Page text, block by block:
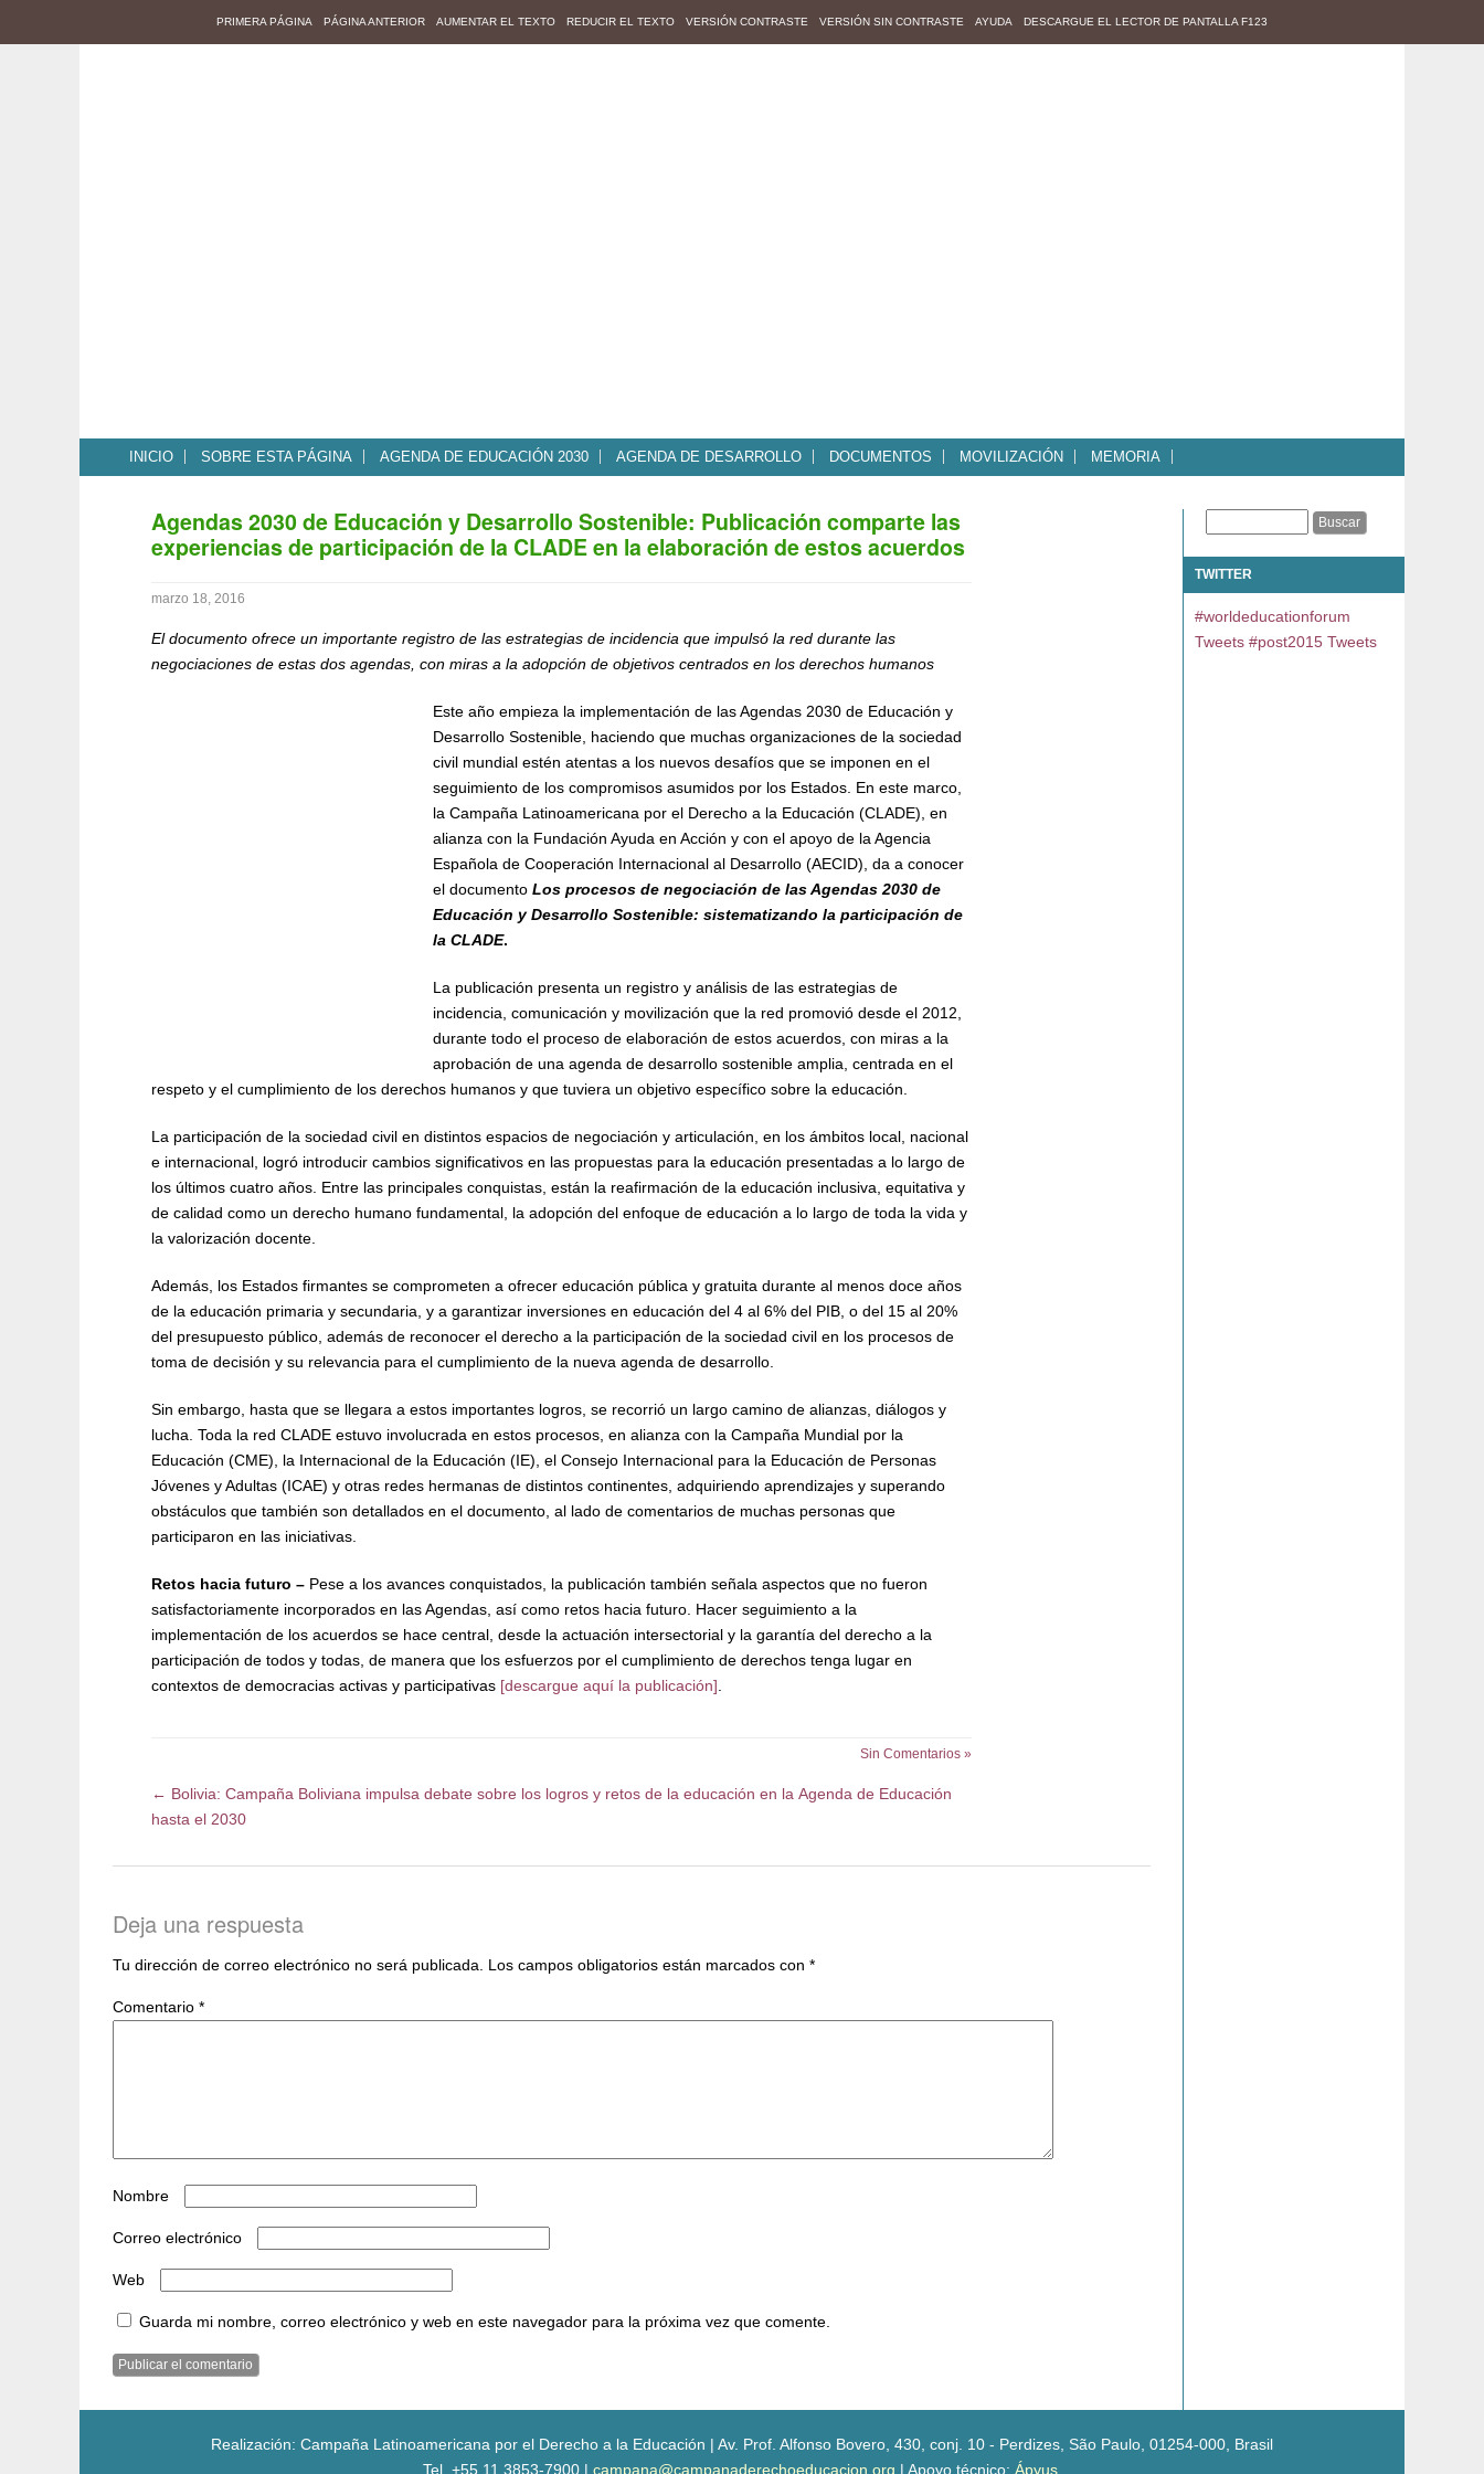
PRIMERA PÁGINA PÁGINA ANTERIOR AUMENTAR EL TEXTO REDUCIR EL TEXTO VERSIÓN CONTRASTE VERSIÓN SIN CONTRASTE AYUDA DESCARGUE EL LECTOR DE PANTALLA F123
INICIO SOBRE ESTA PÁGINA AGENDA DE EDUCACIÓN 2030 AGENDA DE DESARROLLO DOCUMENTOS MOVILIZACIÓN MEMORIA
Agendas 2030 de Educación y Desarrollo Sostenible: Publicación comparte las
experiencias de participación de la CLADE en la elaboración de estos acuerdos
marzo 18, 2016
El documento ofrece un importante registro de las estrategias de incidencia que impulsó la red durante las
negociaciones de estas dos agendas, con miras a la adopción de objetivos centrados en los derechos humanos
Este año empieza la implementación de las Agendas 2030 de Educación y
Desarrollo Sostenible, haciendo que muchas organizaciones de la sociedad
civil mundial estén atentas a los nuevos desafíos que se imponen en el
seguimiento de los compromisos asumidos por los Estados. En este marco,
la Campaña Latinoamericana por el Derecho a la Educación (CLADE), en
alianza con la Fundación Ayuda en Acción y con el apoyo de la Agencia
Española de Cooperación Internacional al Desarrollo (AECID), da a conocer
el documento Los procesos de negociación de las Agendas 2030 de
Educación y Desarrollo Sostenible: sistematizando la participación de
la CLADE.
La publicación presenta un registro y análisis de las estrategias de
incidencia, comunicación y movilización que la red promovió desde el 2012,
durante todo el proceso de elaboración de estos acuerdos, con miras a la
aprobación de una agenda de desarrollo sostenible amplia, centrada en el
respeto y el cumplimiento de los derechos humanos y que tuviera un objetivo específico sobre la educación.
La participación de la sociedad civil en distintos espacios de negociación y articulación, en los ámbitos local, nacional
e internacional, logró introducir cambios significativos en las propuestas para la educación presentadas a lo largo de
los últimos cuatro años. Entre las principales conquistas, están la reafirmación de la educación inclusiva, equitativa y
de calidad como un derecho humano fundamental, la adopción del enfoque de educación a lo largo de toda la vida y
la valorización docente.
Además, los Estados firmantes se comprometen a ofrecer educación pública y gratuita durante al menos doce años
de la educación primaria y secundaria, y a garantizar inversiones en educación del 4 al 6% del PIB, o del 15 al 20%
del presupuesto público, además de reconocer el derecho a la participación de la sociedad civil en los procesos de
toma de decisión y su relevancia para el cumplimiento de la nueva agenda de desarrollo.
Sin embargo, hasta que se llegara a estos importantes logros, se recorrió un largo camino de alianzas, diálogos y
lucha. Toda la red CLADE estuvo involucrada en estos procesos, en alianza con la Campaña Mundial por la
Educación (CME), la Internacional de la Educación (IE), el Consejo Internacional para la Educación de Personas
Jóvenes y Adultas (ICAE) y otras redes hermanas de distintos continentes, adquiriendo aprendizajes y superando
obstáculos que también son detallados en el documento, al lado de comentarios de muchas personas que
participaron en las iniciativas.
Retos hacia futuro – Pese a los avances conquistados, la publicación también señala aspectos que no fueron
satisfactoriamente incorporados en las Agendas, así como retos hacia futuro. Hacer seguimiento a la
implementación de los acuerdos se hace central, desde la actuación intersectorial y la garantía del derecho a la
participación de todos y todas, de manera que los esfuerzos por el cumplimiento de derechos tenga lugar en
contextos de democracias activas y participativas [descargue aquí la publicación]
Sin Comentarios »
← Bolivia: Campaña Boliviana impulsa debate sobre los logros y retos de la educación en la Agenda de Educación
hasta el 2030
Deja una respuesta
Tu dirección de correo electrónico no será publicada. Los campos obligatorios están marcados con *
Comentario *
Nombre
Correo electrónico
Web
Guarda mi nombre, correo electrónico y web en este navegador para la próxima vez que comente.
TWITTER
#worldeducationforum
Tweets #post2015 Tweets
Realización: Campaña Latinoamericana por el Derecho a la Educación | Av. Prof. Alfonso Bovero, 430, conj. 10 - Perdizes, São Paulo, 01254-000, Brasil
Tel. +55 11 3853-7900 | campana@campanaderechoeducacion.org | Apoyo técnico: Ápyus.